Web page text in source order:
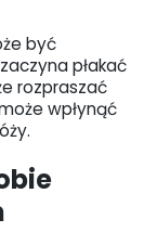
być
płakać
rozpraszać
wpłynąć